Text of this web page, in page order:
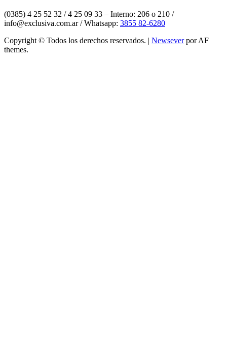
(0385) 4 25 52 32 / 4 25 09 33 – Interno: 206 o 210 /
info@exclusiva.com.ar / Whatsapp: 3855 82-6280
Copyright © Todos los derechos reservados. | Newseverpor AF
themes.